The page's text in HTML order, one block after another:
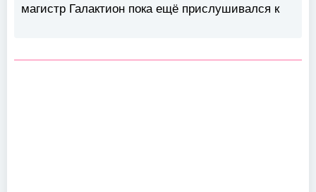
магистр Галактион пока ещё прислушивался к